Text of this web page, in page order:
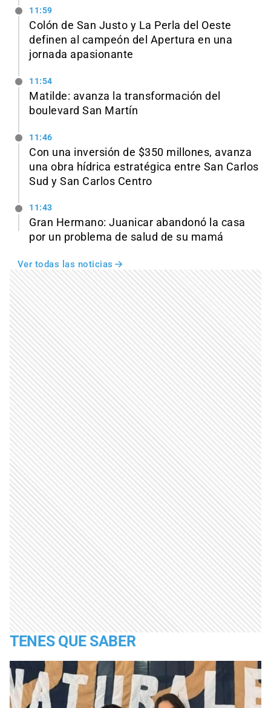
11:59
Colón de San Justo y La Perla del Oeste
definen al campeón del Apertura en una
jornada apasionante
11:54
Matilde: avanza la transformación del
boulevard San Martín
11:46
Con una inversión de $350 millones, avanza
una obra hídrica estratégica entre San Carlos
Sud y San Carlos Centro
11:43
Gran Hermano: Juanicar abandonó la casa
por un problema de salud de su mamá
Ver todas las noticias
TENES QUE SABER